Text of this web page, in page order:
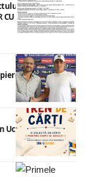
cu titlul
CU SUPANTA SI
pierdut vedeta
Ucraina